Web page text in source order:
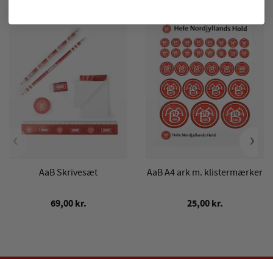
AaB Skrivesæt
69,00 kr.
AaB A4 ark m. klistermærker
25,00 kr.
‹ ›